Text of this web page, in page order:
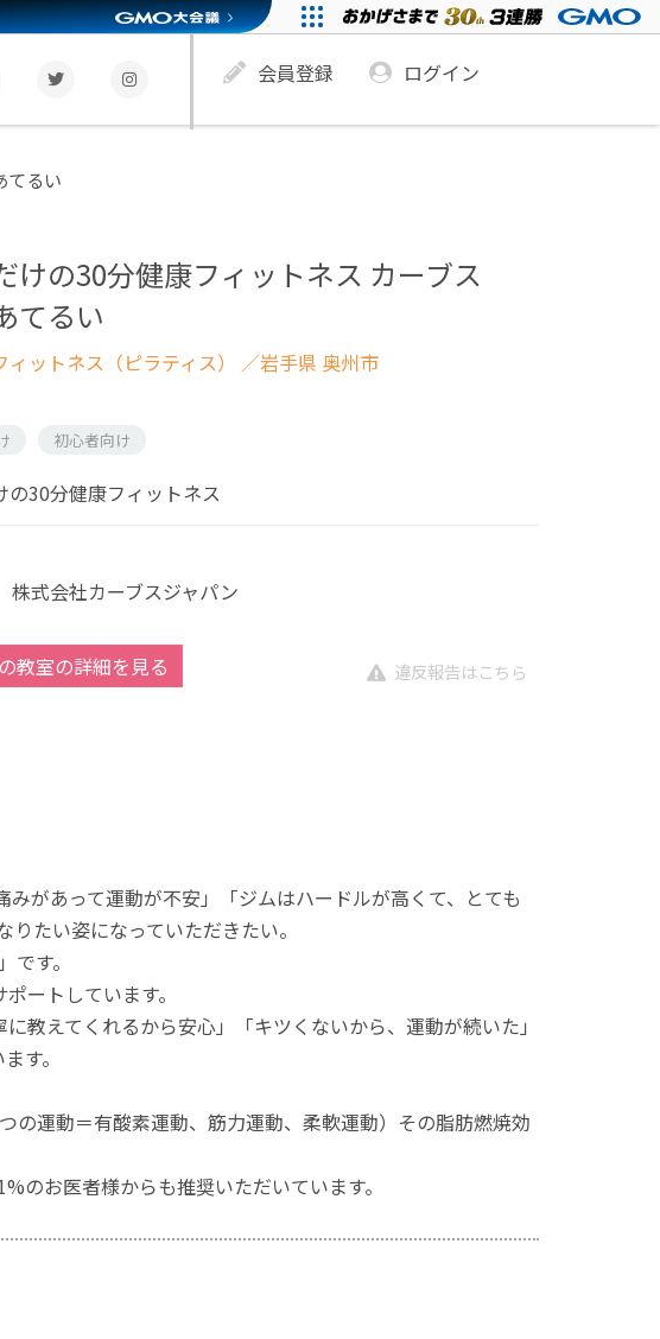
会員登録 ログイン
てるい
けの30分健康フィットネス カーブス
てるい
ィットネス（ピラティス） ／岩手県 奥州市
初心者向け
の30分健康フィットネス
株式会社カーブスジャパン
教室の詳細を見る 違反報告はこちら
があって運動が不安」「ジムはハードルが高くて、とても
たい姿になっていただきたい。
す。
ートしています。
教えてくれるから安心」「キツくないから、運動が続いた」
す。
の運動＝有酸素運動、筋力運動、柔軟運動）その脂肪燃焼効
のお医者様からも推奨いただいています。